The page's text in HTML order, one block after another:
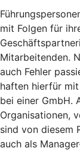
mit Folgen für
Mitarbeitenden.
auch Fehler
haften hierfür
bei einer GmbH.
Organisationen,
sind von diesem
auch als